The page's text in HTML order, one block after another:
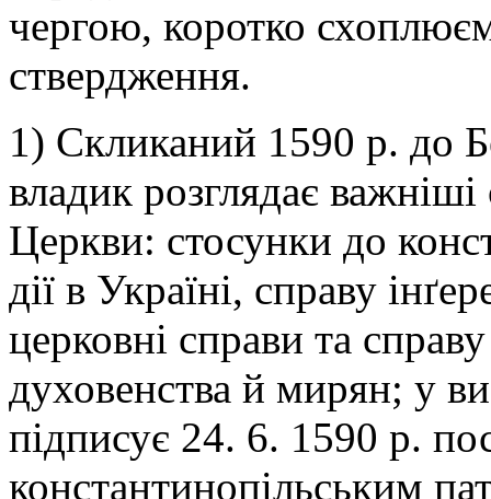
чергою, коротко
ствердження.
1) Скликаний 1590 р. до
владик розглядає
Церкви: стосунки до
дії в Україні, справу
церковні справи та
духовенства й мирян; у
підписує 24. 6. 1590 р.
константинопільським